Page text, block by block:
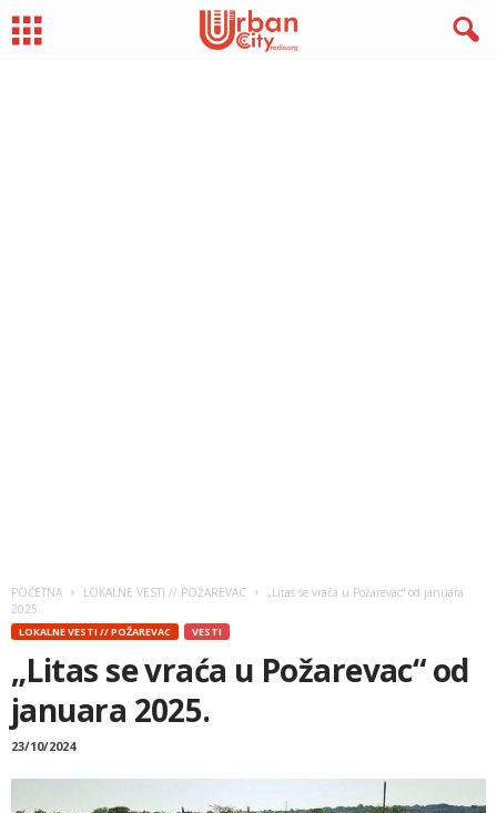
POČETNA LOKALNE VESTI // POŽAREVAC
„Litas se vraća u Požarevac“ od januara
2025.
LOKALNE VESTI // POŽAREVAC VESTI
„Litas se vraća u Požarevac“ od
januara 2025.
23/10/2024